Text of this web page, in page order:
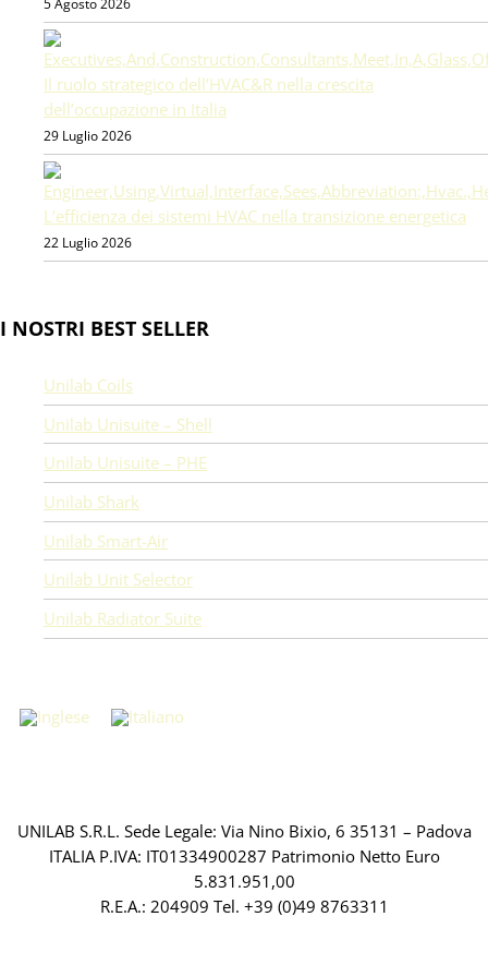
5 Agosto 2026
Il ruolo strategico dell’HVAC&R nella crescita
dell’occupazione in Italia
29 Luglio 2026
L’efficienza dei sistemi HVAC nella transizione energetica
22 Luglio 2026
I NOSTRI BEST SELLER
Unilab Coils
Unilab Unisuite – Shell
Unilab Unisuite – PHE
Unilab Shark
Unilab Smart-Air
Unilab Unit Selector
Unilab Radiator Suite
UNILAB S.R.L. Sede Legale: Via Nino Bixio, 6 35131 – Padova
ITALIA P.IVA: IT01334900287 Patrimonio Netto Euro
5.831.951,00
R.E.A.: 204909 Tel. +39 (0)49 8763311